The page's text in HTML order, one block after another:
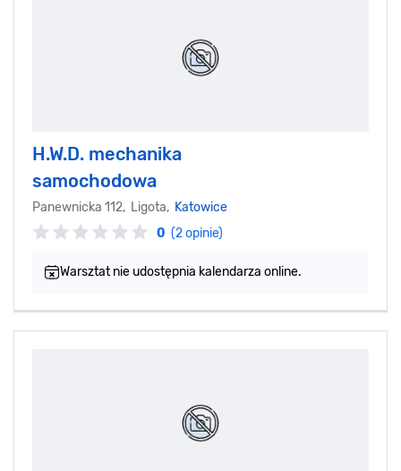
H.W.D. mechanika
samochodowa
Panewnicka 112, Ligota, Katowice
0 (2 opinie)
Warsztat nie udostępnia kalendarza online.